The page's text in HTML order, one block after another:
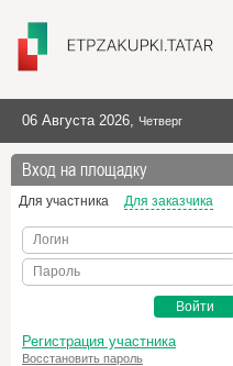
06 Августа 2026, Четверг
Вход на площадку
Для участника Для заказчика
Логин
Пароль
Войти
Регистрация участника
Восстановить пароль